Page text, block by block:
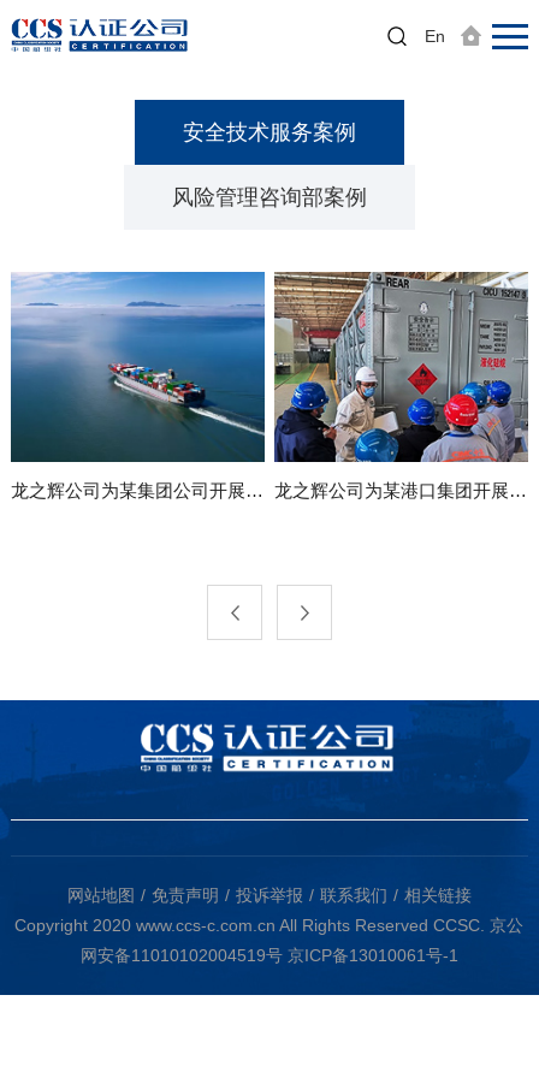
En
返回主站
安全技术服务案例
安全技术服务案例
风险管理咨询部案例
龙之辉公司为某集团公司开展航运企业安全环保会诊工作 龙之辉公司为某港口集团开展”四个一流“评价工作
网站地图 免责声明 投诉举报 联系我们
相关链接
Copyright 2020 www.ccs-c.com.cn All Rights Reserved CCSC.京公
网安备11010102004519号 京ICP备13010061号-1